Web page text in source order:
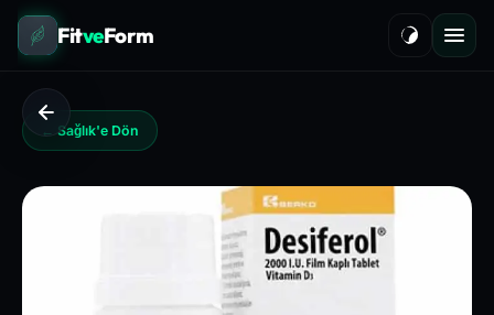
FitveForm
← Sağlık'e Dön